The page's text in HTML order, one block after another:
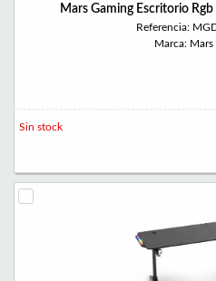
Mars Gaming Escritorio
Referencia:
Marca: Mars
Sin stock